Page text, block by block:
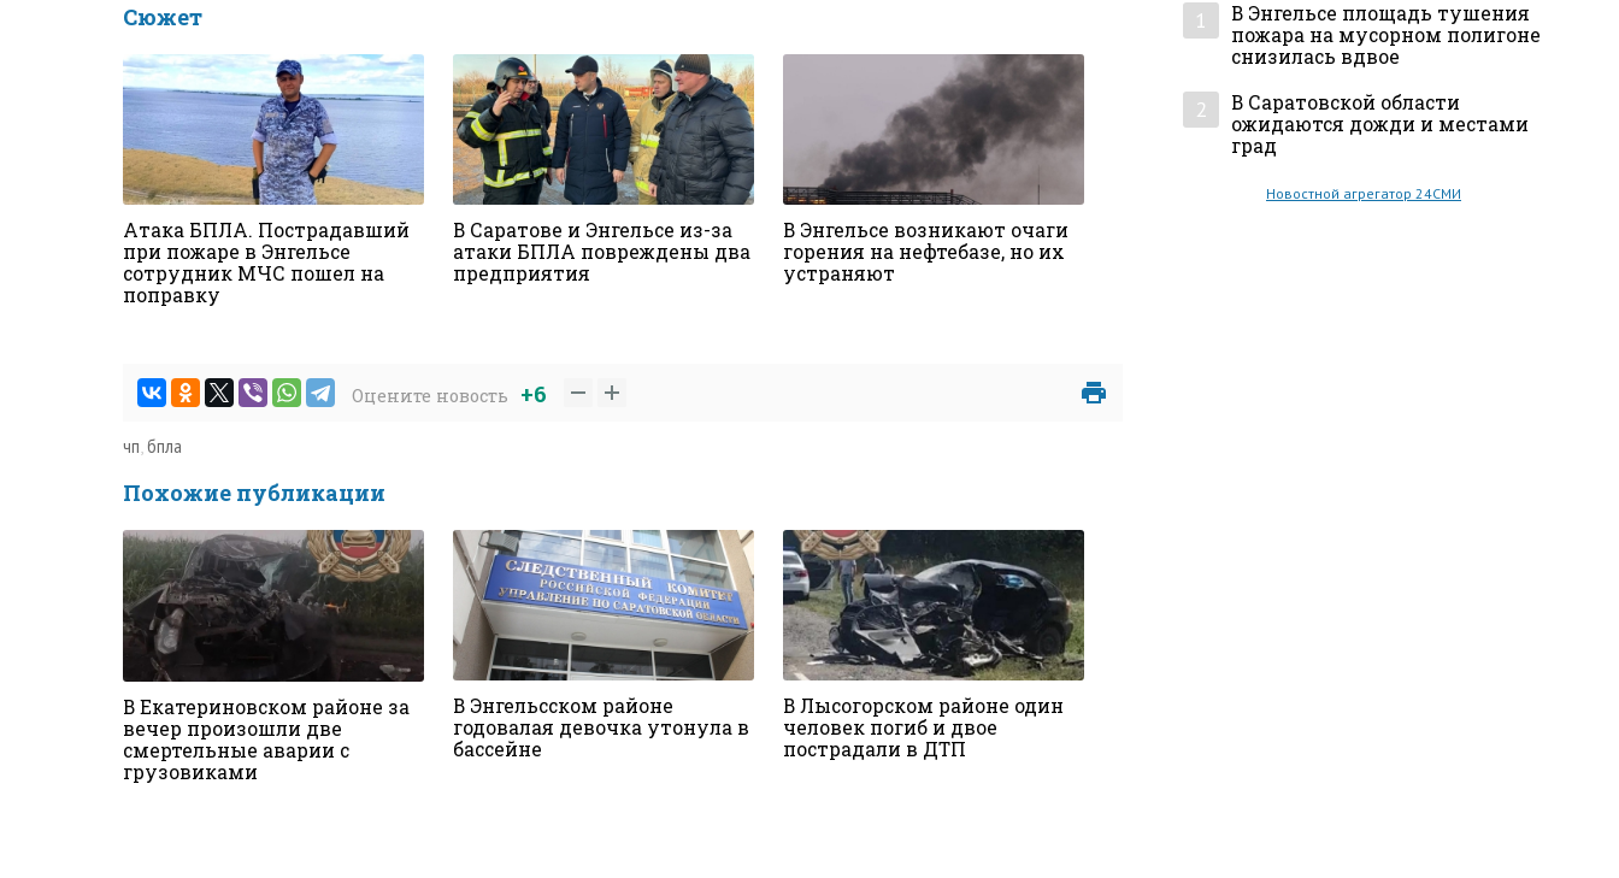
Сюжет
Атака БПЛА. Пострадавший
при пожаре в Энгельсе
сотрудник МЧС пошел на
поправку
В Саратове и Энгельсе из-за
атаки БПЛА повреждены два
предприятия
В Энгельсе возникают очаги
горения на нефтебазе, но их
устраняют
Оцените новость +6
чп,бпла
Похожие публикации
В Екатериновском районе за
вечер произошли две
смертельные аварии с
грузовиками
В Энгельсском районе
годовалая девочка утонула в
бассейне
В Лысогорском районе один
человек погиб и двое
пострадали в ДТП
1
В Энгельсе площадь тушения
пожара на мусорном полигоне
снизилась вдвое
2
В Саратовской области
ожидаются дожди и местами
град
Новостной агрегатор 24СМИ